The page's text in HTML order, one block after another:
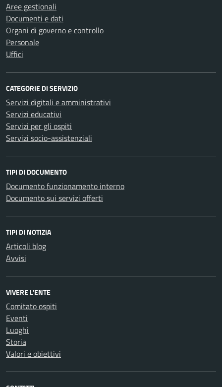
Aree gestionali
Documenti e dati
Organi di governo e controllo
Personale
Uffici
CATEGORIE DI SERVIZIO
Servizi digitali e amministrativi
Servizi educativi
Servizi per gli ospiti
Servizi socio-assistenziali
TIPI DI DOCUMENTO
Documento funzionamento interno
Documento sui servizi offerti
TIPI DI NOTIZIA
Articoli blog
Avvisi
VIVERE L'ENTE
Comitato ospiti
Eventi
Luoghi
Storia
Valori e obiettivi